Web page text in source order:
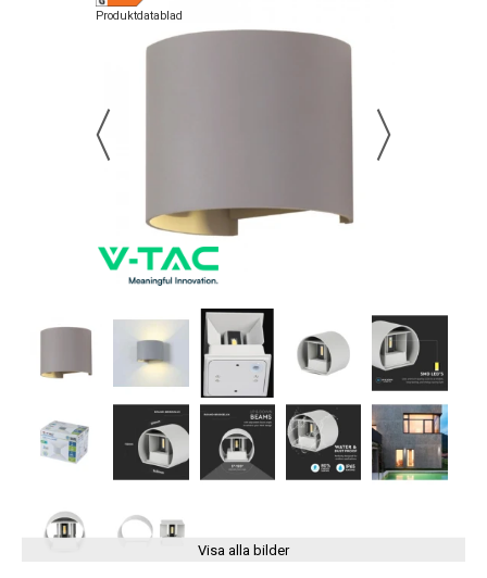
Produktdatablad
Visa alla bilder